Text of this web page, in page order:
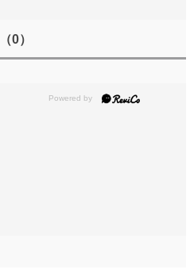
（0）